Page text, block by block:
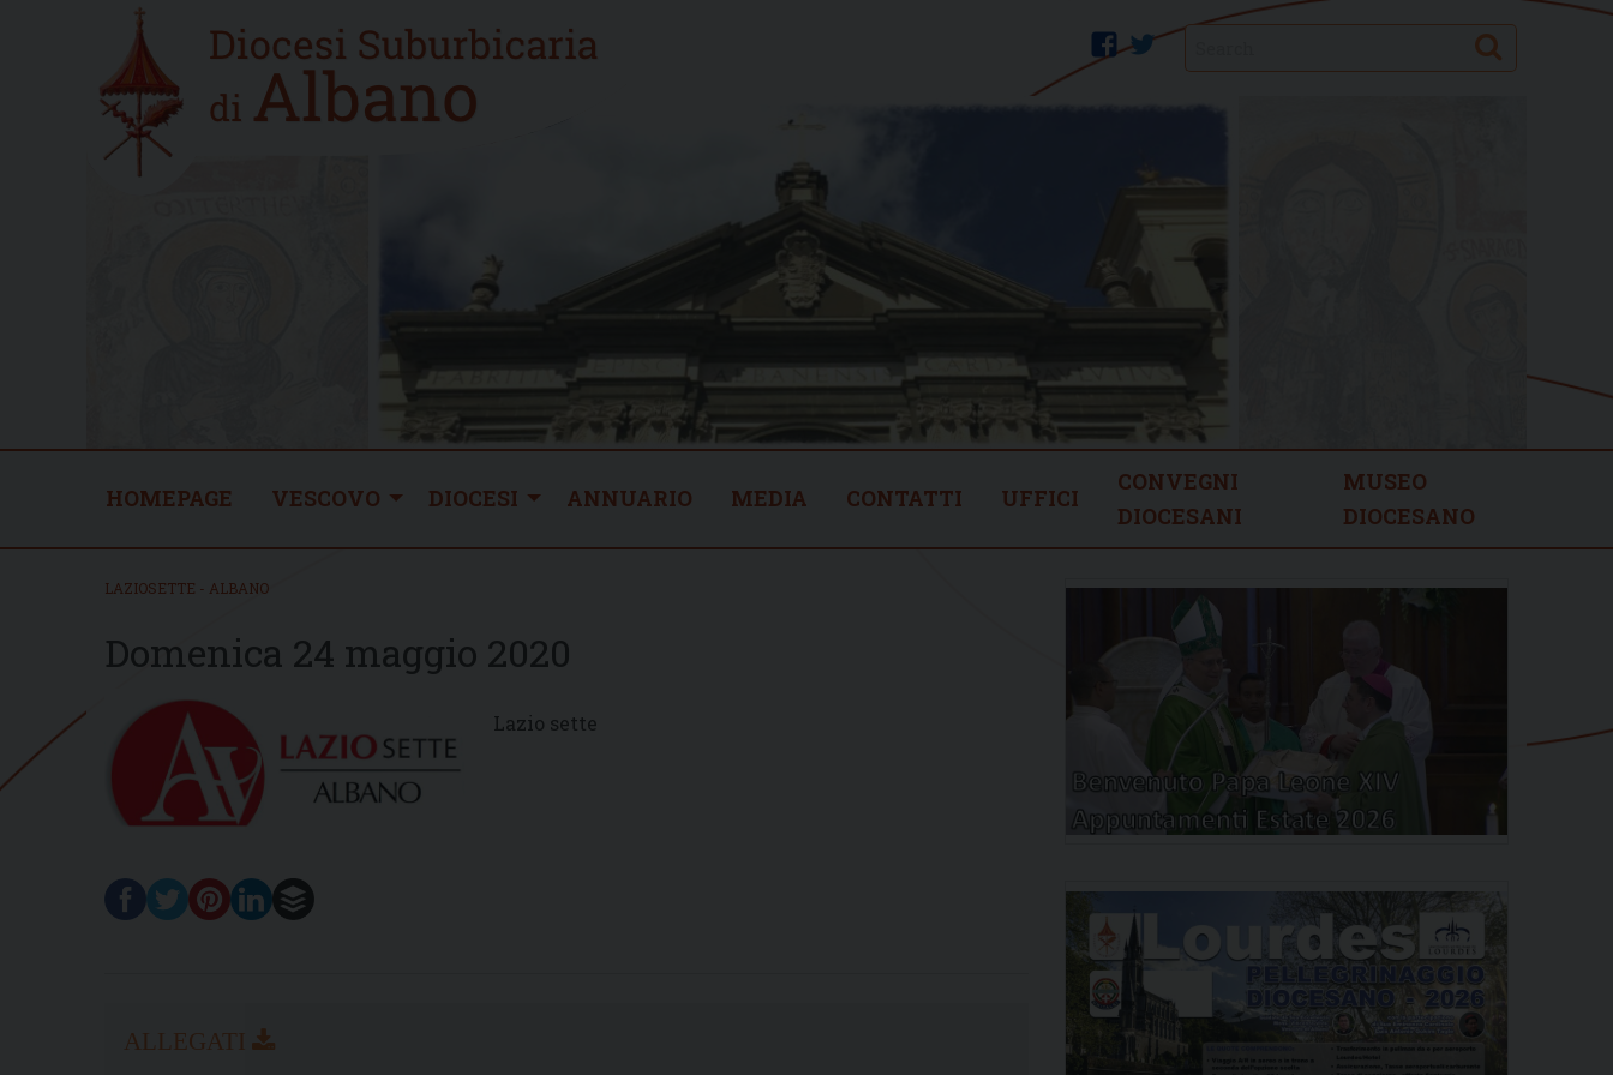
Home
new
twitter
facebook Search
HOMEPAGE VESCOVO DIOCESI ANNUARIO MEDIA CONTATTI UFFICI
CONVEGNI
DIOCESANI
MUSEO
DIOCESANO
LAZIOSETTE - ALBANO
Domenica 24 maggio 2020
Lazio sette